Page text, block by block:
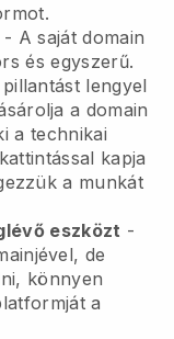
- A saját domain
és egyszerű.
lengyel
a domain
a technikai
kapja
a munkát
eszközt -
de
könnyen
a